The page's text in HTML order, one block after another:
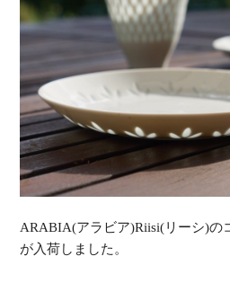
ARABIA(アラビア)Riisi(リーシ)の
が入荷しました。